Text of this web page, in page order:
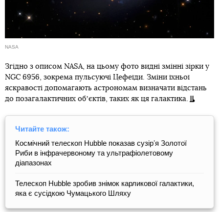
NASA
Згідно з описом NASA, на цьому фото видні змінні зірки у
NGC 6956, зокрема пульсуючі Цефеїди. Зміни їхньої
яскравості допомагають астрономам визначати відстань
до позагалактичних обʼєктів, таких як ця галактика.
Читайте також:
Космічний телескоп Hubble показав сузірʼя Золотої
Риби в інфрачервоному та ультрафіолетовому
діапазонах
Телескоп Hubble зробив знімок карликової галактики,
яка є сусідкою Чумацького Шляху